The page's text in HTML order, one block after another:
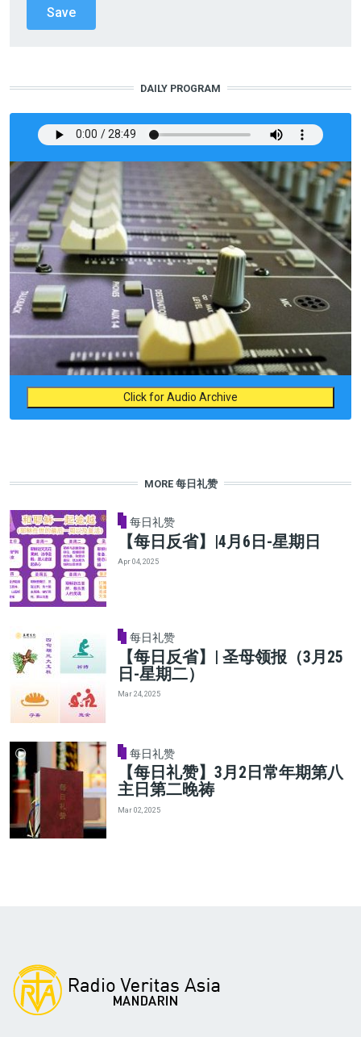
DAILY PROGRAM
Click for Audio Archive
MORE 每日礼赞
每日礼赞
【每日反省】|4月6日-星期日
Apr 04, 2025
每日礼赞
【每日反省】| 圣母领报（3月25
日-星期二）
Mar 24, 2025
每日礼赞
【每日礼赞】3月2日常年期第八
主日第二晚祷
Mar 02, 2025